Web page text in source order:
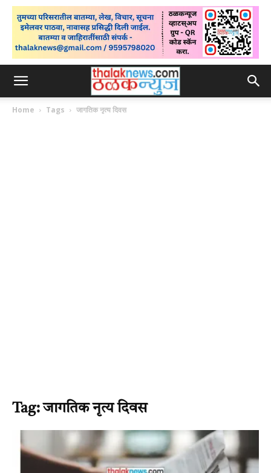
Home Tags जागतिक नृत्य दिवस
Tag: जागतिक नृत्य दिवस